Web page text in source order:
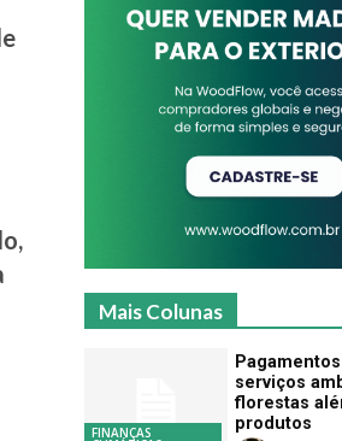
Mais Colunas
FINANÇAS
serviços
florestas
produtos